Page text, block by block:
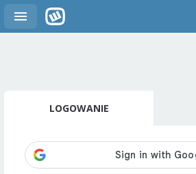
LOGOWANIE